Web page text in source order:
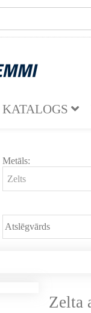
KATALOGS
Metāls:
Zelta